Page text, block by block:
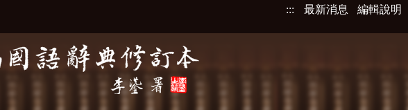
::: 最新消息 編輯說明